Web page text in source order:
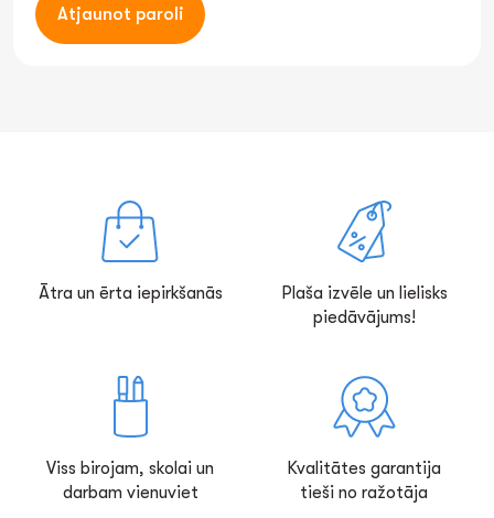
Atjaunot paroli
Ātra un ērta iepirkšanās
Plaša izvēle un lielisks
piedāvājums!
Viss birojam, skolai un
darbam vienuviet
Kvalitātes garantija
tieši no ražotāja